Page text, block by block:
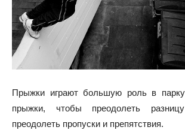
Прыжки играют большую роль в
прыжки, чтобы преодолеть
преодолеть пропуски и препятствия.